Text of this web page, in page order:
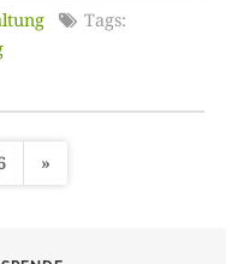
Tags:
»